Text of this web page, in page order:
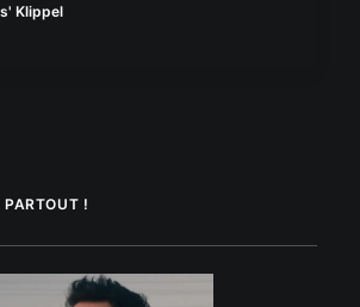
Klippel
PARTOUT !